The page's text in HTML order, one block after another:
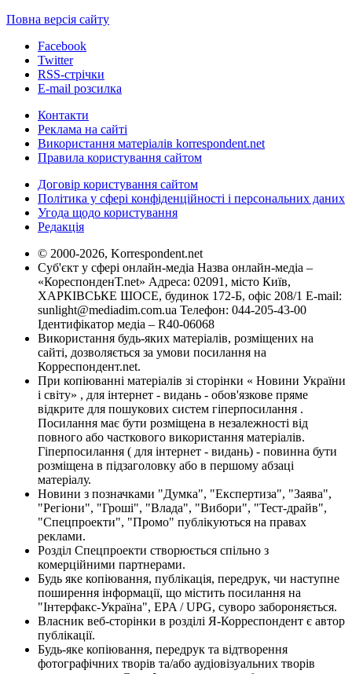
Повна версія сайту
Facebook
Twitter
RSS-стрічки
E-mail розсилка
Контакти
Реклама на сайті
Використання матеріалів korrespondent.net
Правила користування сайтом
Договір користування сайтом
Політика у сфері конфіденційності і персональних даних
Угода щодо користування
Редакція
© 2000-2026, Korrespondent.net
Суб'єкт у сфері онлайн-медіа Назва онлайн-медіа –
«КореспонденТ.net» Адреса: 02091, місто Київ,
ХАРКІВСЬКЕ ШОСЕ, будинок 172-Б, офіс 208/1 E-mail:
sunlight@mediadim.com.ua Телефон: 044-205-43-00
Ідентифікатор медіа – R40-06068
Використання будь-яких матеріалів, розміщених на
сайті, дозволяється за умови посилання на
Корреспондент.net.
При копіюванні матеріалів зі сторінки « Новини України
і світу» , для інтернет - видань - обов'язкове пряме
відкрите для пошукових систем гіперпосилання .
Посилання має бути розміщена в незалежності від
повного або часткового використання матеріалів.
Гіперпосилання ( для інтернет - видань) - повинна бути
розміщена в підзаголовку або в першому абзаці
матеріалу.
Новини з позначками "Думка", "Експертиза", "Заява",
"Регіони", "Гроші", "Влада", "Вибори", "Тест-драйв",
"Спецпроекти", "Промо" публікуються на правах
реклами.
Розділ Спецпроекти створюється спільно з
комерційними партнерами.
Будь яке копіювання, публікація, передрук, чи наступне
поширення інформації, що містить посилання на
"Інтерфакс-Україна", EPA / UPG, суворо забороняється.
Власник веб-сторінки в розділі Я-Корреспондент є автор
публікації.
Будь-яке копіювання, передрук та відтворення
фотографічних творів та/або аудіовізуальних творів